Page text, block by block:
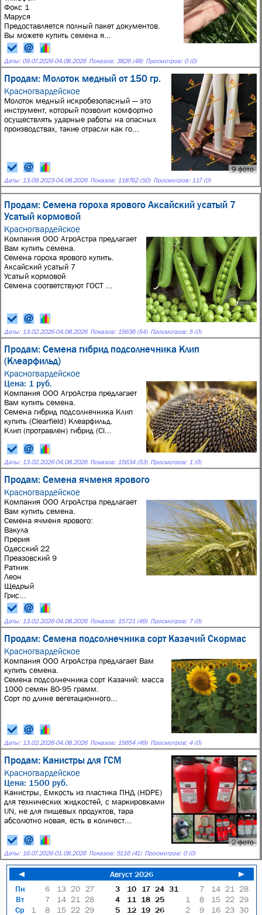
Фокс 1
Маруся
Предоставляется полный пакет документов.
Вы можете купить семена я...
Даты: 09.07.2026-04.08.2026 Показов: 3826 (48) Просмотров: 0 (0)
Продам: Молоток медный от 150 гр.
Красногвардейское
9 фото
Молоток медный искробезопасный — это
инструмент, который позволит комфортно
осуществлять ударные работы на опасных
производствах, такие отрасли как го...
Даты: 13.09.2023-04.08.2026 Показов: 118762 (50) Просмотров: 117 (0)
Продам: Семена гороха ярового Аксайский усатый 7
Усатый кормовой
Красногвардейское
Компания ООО АгроАстра предлагает
Вам купить семена.
Семена гороха ярового купить.
Аксайский усатый 7
Усатый кормовой
Семена соответствуют ГОСТ ...
Даты: 13.02.2026-04.08.2026 Показов: 15636 (54) Просмотров: 5 (0)
Продам: Семена гибрид подсолнечника Клип
(Клеарфильд)
Красногвардейское
Цена: 1 руб.
Компания ООО АгроАстра предлагает
Вам купить семена.
Семена гибрид подсолнечника Клип
купить (Clearfield) Клеарфильд.
Клип (протравлен) гибрид (Cl...
Даты: 13.02.2026-04.08.2026 Показов: 15634 (53) Просмотров: 1 (0)
Продам: Семена ячменя ярового
Красногвардейское
Компания ООО АгроАстра предлагает
Вам купить семена.
Семена ячменя ярового:
Вакула
Прерия
Одесский 22
Преазовский 9
Ратник
Леон
Щедрый
Грис...
Даты: 13.02.2026-04.08.2026 Показов: 15721 (49) Просмотров: 7 (0)
Продам: Семена подсолнечника сорт Казачий Скормас
Красногвардейское
Компания ООО АгроАстра предлагает Вам
купить семена.
Семена подсолнечника сорт Казачий: масса
1000 семян 80-95 грамм.
Сорт по длине вегетационного...
Даты: 13.02.2026-04.08.2026 Показов: 15654 (49) Просмотров: 4 (0)
Продам: Канистры для ГСМ
Красногвардейское
2 фото
Цена: 1500 руб.
Канистры, Емкость из пластика ПНД (HDPE)
для технических жидкостей, с маркировками
UN, не для пищевых продуктов, тара
абсолютно новая, есть в количест...
Даты: 16.07.2026-01.08.2026 Показов: 5116 (41) Просмотров: 0 (0)
◄ Август 2026
►
Пн
Вт
Ср
6 13 20
27
7
14 21
28
1
8 15 22 29
3 10 17 24 31
4
11 18 25
5
12 19 26
7 14 21
28
1
8 15 22 29
2
9 16 23 30